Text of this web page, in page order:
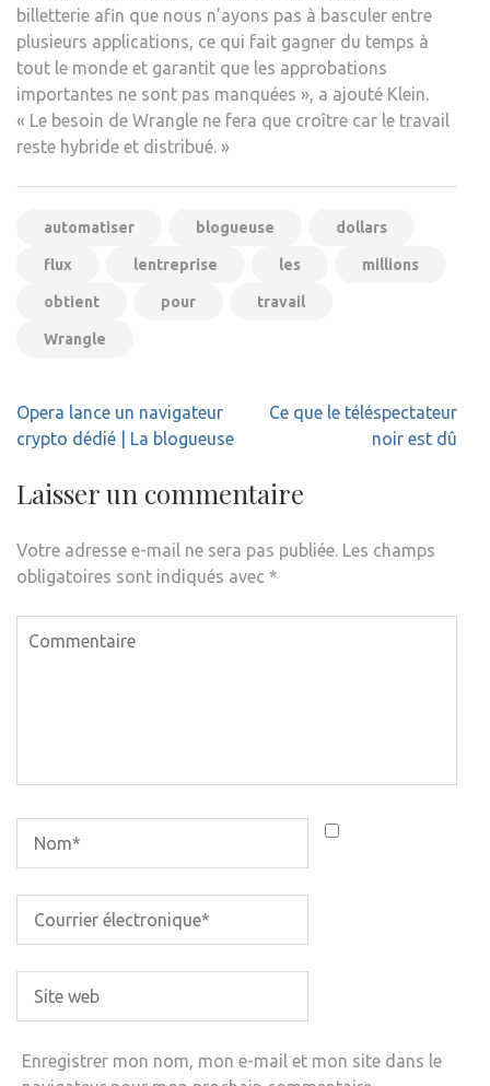
billetterie afin que nous n’ayons pas à basculer entre
plusieurs applications, ce qui fait gagner du temps à
tout le monde et garantit que les approbations
importantes ne sont pas manquées », a ajouté Klein.
« Le besoin de Wrangle ne fera que croître car le travail
reste hybride et distribué. »
automatiser blogueuse dollars
flux lentreprise les millions
obtient pour travail
Wrangle
Navigation
de
Opera lance un navigateur
crypto dédié | La blogueuse
Ce que le téléspectateur
noir est dû
Laisser un commentaire
Votre adresse e-mail ne sera pas publiée. Les champs
obligatoires sont indiqués avec *
Enregistrer mon nom, mon e-mail et mon site dans le